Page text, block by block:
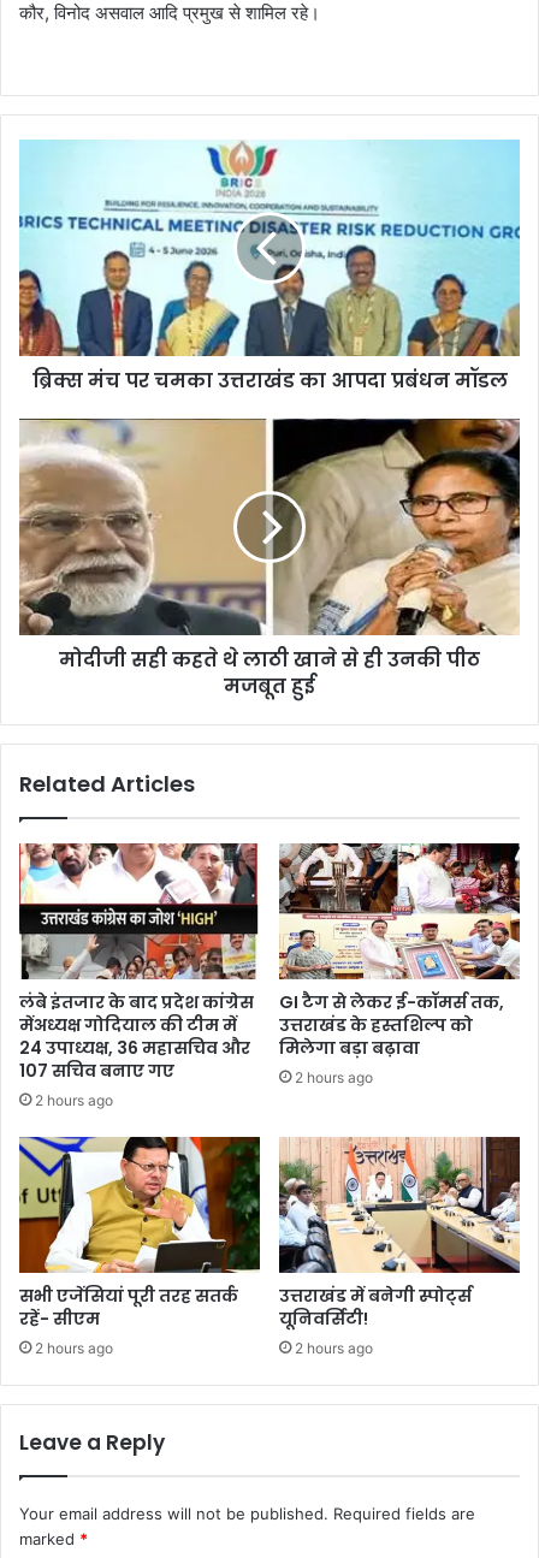
कौर, विनोद असवाल आदि प्रमुख से शामिल रहे।
ब्रिक्स मंच पर चमका उत्तराखंड का आपदा प्रबंधन मॉडल
मोदीजी सही कहते थे लाठी खाने से ही उनकी पीठ
मजबूत हुई
Related Articles
लंबे इंतजार के बाद प्रदेश कांग्रेस
मेंअध्यक्ष गोदियाल की टीम में
24 उपाध्यक्ष, 36 महासचिव और
107 सचिव बनाए गए
2 hours ago
GI टैग से लेकर ई-कॉमर्स तक,
उत्तराखंड के हस्तशिल्प को
मिलेगा बड़ा बढ़ावा
2 hours ago
सभी एजेंसियां पूरी तरह सतर्क
रहें- सीएम
2 hours ago
उत्तराखंड में बनेगी स्पोर्ट्स
यूनिवर्सिटी!
2 hours ago
Leave a Reply
Your email address will not be published. Required fields are
marked *